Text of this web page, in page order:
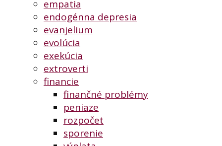
empatia
endogénna depresia
evanjelium
evolúcia
exekúcia
extroverti
financie
finančné problémy
peniaze
rozpočet
sporenie